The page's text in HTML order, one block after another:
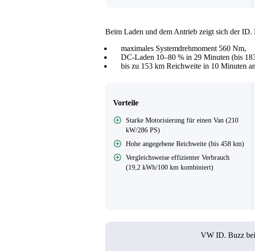
Beim Laden und dem Antrieb zeigt sich der ID.
maximales Systemdrehmoment 560 Nm,
DC-Laden 10–80 % in 29 Minuten (bis
bis zu 153 km Reichweite in 10 Minuten
Vorteile
Starke Motorisierung für einen Van (210
kW/286 PS)
Hohe angegebene Reichweite (bis 458 km)
Vergleichsweise effizienter Verbrauch
(19,2 kWh/100 km kombiniert)
VW ID. Buzz